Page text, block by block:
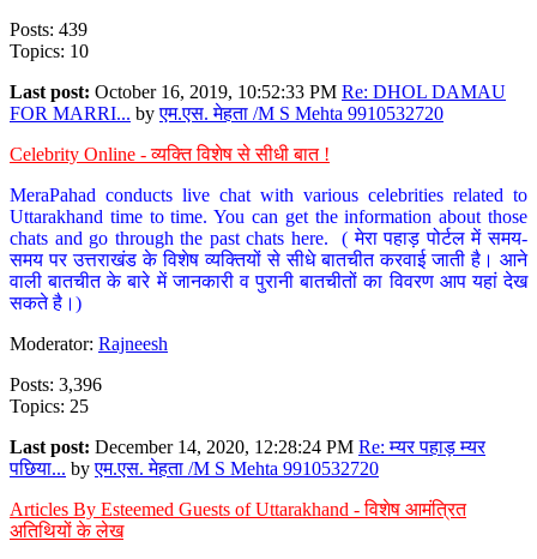
Posts: 439
Topics: 10
Last post: October 16, 2019, 10:52:33 PM Re: DHOL DAMAU
FOR MARRI... byएम.एस. मेहता /M S Mehta 9910532720
Celebrity Online - व्यक्ति विशेष से सीधी बात !
MeraPahad conducts live chat with various celebrities related to
Uttarakhand time to time. You can get the information about those
chats and go through the past chats here. ( मेरा पहाड़ पोर्टल में समय-
समय पर उत्तराखंड के विशेष व्यक्तियों से सीधे बातचीत करवाई जाती है। आने
वाली बातचीत के बारे में जानकारी व पुरानी बातचीतों का विवरण आप यहां देख
सकते है।)
Moderator: Rajneesh
Posts: 3,396
Topics: 25
Last post: December 14, 2020, 12:28:24 PM Re: म्यर पहाड़ म्यर
पछिया... byएम.एस. मेहता /M S Mehta 9910532720
Articles By Esteemed Guests of Uttarakhand - विशेष आमंत्रित
अतिथियों के लेख